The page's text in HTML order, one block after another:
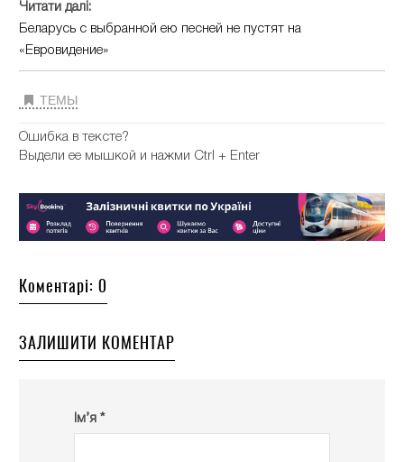
Читати далі:
Беларусь с выбранной ею песней не пустят на
«Евровидение»
ТЕМЫ
Ошибка в тексте?
Выдели ее мышкой и нажми Ctrl + Enter
Коментарі: 0
ЗАЛИШИТИ КОМЕНТАР
Ім’я *